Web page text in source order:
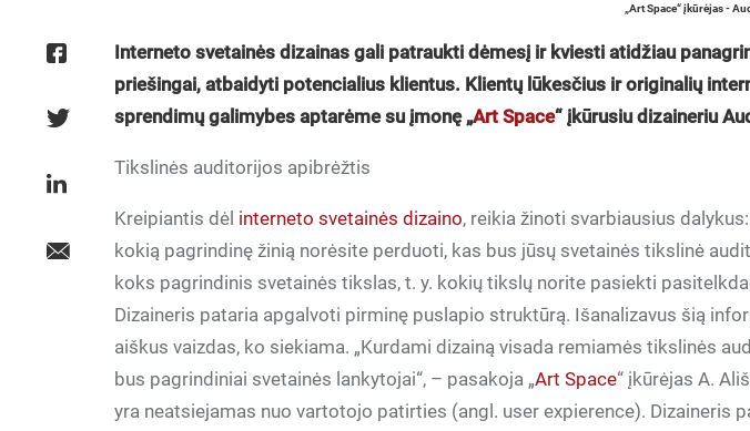
„Art Space“ įkūrėjas -
Interneto svetainės dizainas gali patraukti dėmesį ir kviesti atidžiau
priešingai, atbaidyti potencialius klientus. Klientų lūkesčius ir originalių
sprendimų galimybes aptarėme su įmonę „Art Space“ įkūrusiu dizaineriu
Tikslinės auditorijos apibrėžtis
Kreipiantis dėl interneto svetainės dizaino, reikia žinoti svarbiausius
kokią pagrindinę žinią norėsite perduoti, kas bus jūsų svetainės tikslinė
koks pagrindinis svetainės tikslas, t. y. kokių tikslų norite pasiekti
Dizaineris pataria apgalvoti pirminę puslapio struktūrą. Išanalizavus šią
aiškus vaizdas, ko siekiama. „Kurdami dizainą visada remiamės tikslinės
bus pagrindiniai svetainės lankytojai“, – pasakoja „Art Space“ įkūrėjas A.
yra neatsiejamas nuo vartotojo patirties (angl. user expierence). Dizaineris